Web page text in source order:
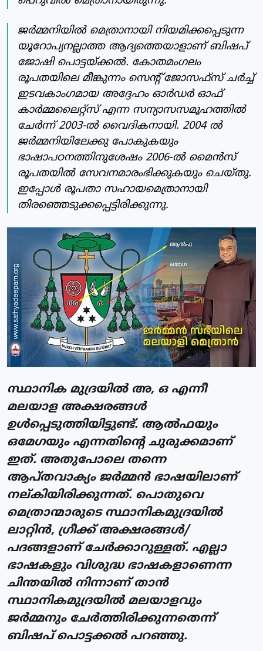
ജർമ്മനിയിൽ മെത്രാനായി നിയമിക്കപ്പെടുന്ന
യൂറോപ്യനല്ലാത്ത ആദ്യത്തെയാളാണ് ബിഷപ്
ജോഷി പൊട്ടയ്ക്കൽ. കോതമംഗലം
രൂപതയിലെ മീങ്കുന്നം സെന്റ് ജോസഫ്സ് ചർച്ച്
ഇടവകാംഗമായ അദ്ദേഹം ഓർഡർ ഓഫ്
കാർമ്മലൈറ്റ്സ് എന്ന സന്യാസസമൂഹത്തിൽ
ചേർന്ന് 2003-ൽ വൈദികനായി. 2004 ൽ
ജർമ്മനിയിലേക്കു പോകുകയും
ഭാഷാപഠനത്തിനുശേഷം 2006-ൽ മൈൻസ്
രൂപതയിൽ സേവനമാരംഭിക്കുകയും ചെയ്തു.
ഇപ്പോൾ രൂപതാ സഹായമെത്രാനായി
തിരഞ്ഞെടുക്കപ്പെട്ടിരിക്കുന്നു.
സ്ഥാനിക മുദ്രയിൽ അ, ഒ എന്നീ
മലയാള അക്ഷരങ്ങൾ
ഉൾപ്പെടുത്തിയിട്ടുണ്ട്. ആൽഫയും
ഒമേഗയും എന്നതിൻ്റെ ചുരുക്കമാണ്
ഇത്. അതുപോലെ തന്നെ
ആപ്തവാക്യം ജർമ്മൻ ഭാഷയിലാണ്
നല്കിയിരിക്കുന്നത്. പൊതുവെ
മെത്രാന്മാരുടെ സ്ഥാനികമുദ്രയിൽ
ലാറ്റിൻ, ഗ്രീക്ക് അക്ഷരങ്ങൾ/
പദങ്ങളാണ് ചേർക്കാറുള്ളത്. എല്ലാ
ഭാഷകളും വിശുദ്ധ ഭാഷകളാണെന്ന
ചിന്തയിൽ നിന്നാണ് താൻ
സ്ഥാനികമുദ്രയിൽ മലയാളവും
ജർമ്മനും ചേർത്തിരിക്കുന്നതെന്ന്
ബിഷപ് പൊട്ടക്കൽ പറഞ്ഞു.